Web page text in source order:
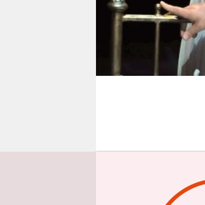
fragen & hilfe
unterstützen
genossenschaft